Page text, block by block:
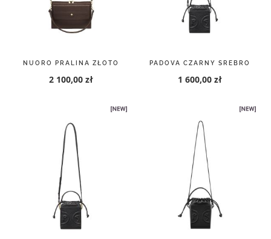
NUORO PRALINA ZŁOTO
2 100,00 zł
PADOVA CZARNY SREBRO
1 600,00 zł